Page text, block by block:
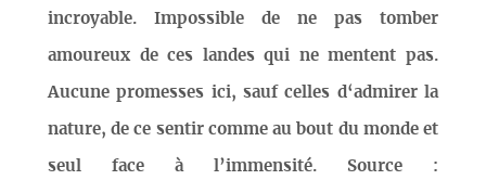
incroyable. Impossible de ne pas tomber
amoureux de ces landes qui ne mentent pas.
Aucune promesses ici, sauf celles d‘admirer la
nature, de ce sentir comme au bout du monde et
seul face à l’immensité. Source :